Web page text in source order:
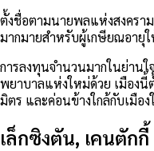
ตั้งชื่อตามนายพลแห่งสงครา
มากมายสำหรับผู้เกษียณอายุ
การลงทุนจำนวนมากในย่าน
พยาบาลแห่งใหม่ด้วย เมือง
มิตร และค่อนข้างใกล้กับเมือ
เล็กซิงตัน, เคนตักกี้